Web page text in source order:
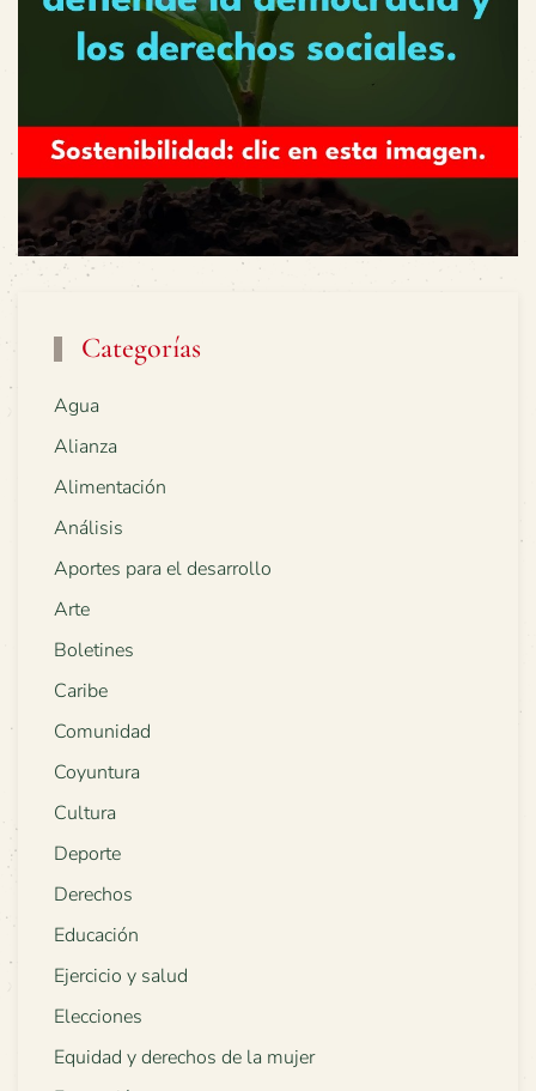
Categorías
Agua
Alianza
Alimentación
Análisis
Aportes para el desarrollo
Arte
Boletines
Caribe
Comunidad
Coyuntura
Cultura
Deporte
Derechos
Educación
Ejercicio y salud
Elecciones
Equidad y derechos de la mujer